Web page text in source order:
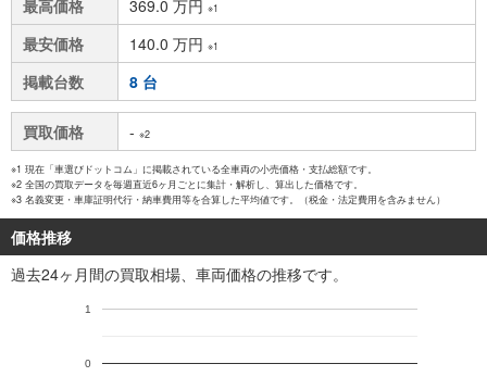
最高価格 369.0 万円 ※1
最安価格 140.0 万円 ※1
掲載台数 8 台
買取価格 - ※2
※1 現在「車選びドットコム」に掲載されている全車両の小売価格・支払総額です。
※2 全国の買取データを毎週直近6ヶ月ごとに集計・解析し、算出した価格です。
※3 名義変更・車庫証明代行・納車費用等を合算した平均値です。（税金・法定費用を含みません）
価格推移
過去24ヶ月間の買取相場、車両価格の推移です。
0
1